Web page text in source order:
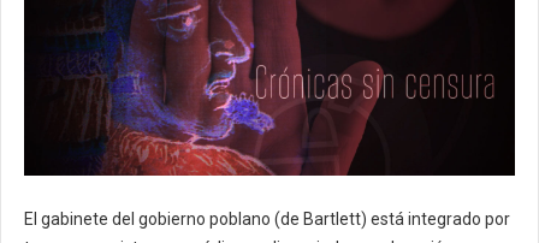
El gabinete del gobierno poblano (de Bartlett) está integrado por